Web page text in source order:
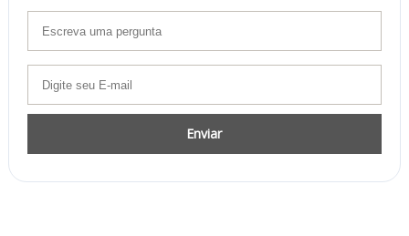
Enviar